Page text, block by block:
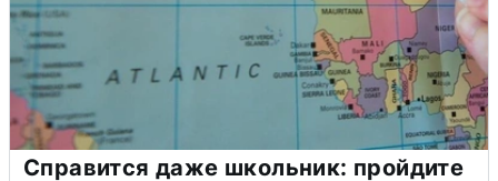
Справится даже школьник: пройдите